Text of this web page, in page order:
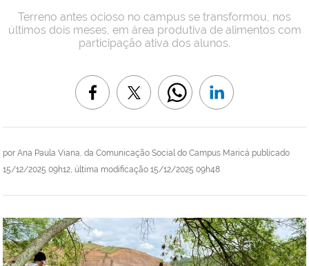
por Ana Paula Viana, da Comunicação Social do Campus Maricá publicado
15/12/2025 09h12, última modificação 15/12/2025 09h48
Terreno antes ocioso no campus se transformou, nos
últimos dois meses, em área produtiva de alimentos com
participação ativa dos alunos.